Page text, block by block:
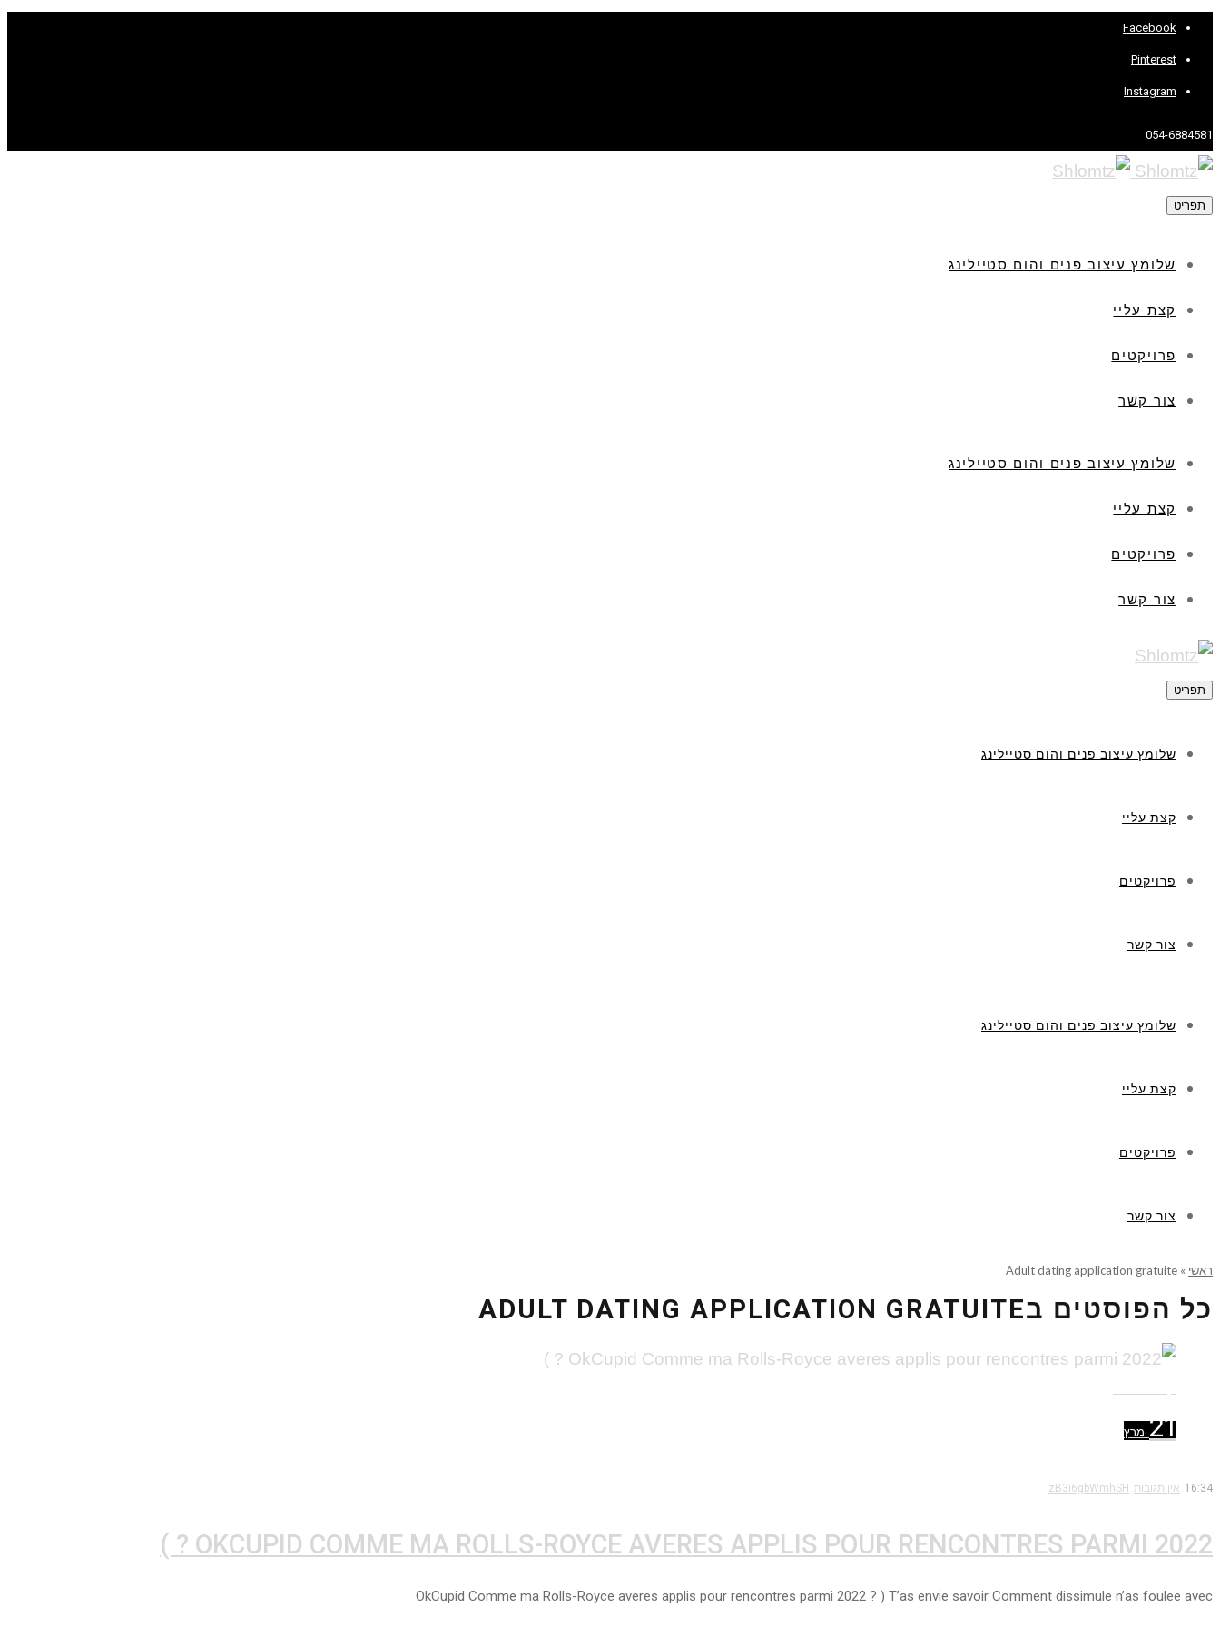
Facebook
Pinterest
Instagram
054-6884581
תפריט
שלומץ עיצוב פנים והום סטיילינג
קצת עליי
פרויקטים
צור קשר
שלומץ עיצוב פנים והום סטיילינג
קצת עליי
פרויקטים
צור קשר
תפריט
שלומץ עיצוב פנים והום סטיילינג
קצת עליי
פרויקטים
צור קשר
שלומץ עיצוב פנים והום סטיילינג
קצת עליי
פרויקטים
צור קשר
ראשי »
Adult dating application gratuite
כל הפוסטים בADULT DATING APPLICATION GRATUITE
21 מרץ
16:34 אין תגובות zB3i6gbWmhSH
OKCUPID COMME MA ROLLS-ROYCE AVERES APPLIS POUR RENCONTRES PARMI 2022 ? )
OkCupid Comme ma Rolls-Royce averes applis pour rencontres parmi 2022 ? ) T’as envie savoir Comment dissimule n’as foulee avec